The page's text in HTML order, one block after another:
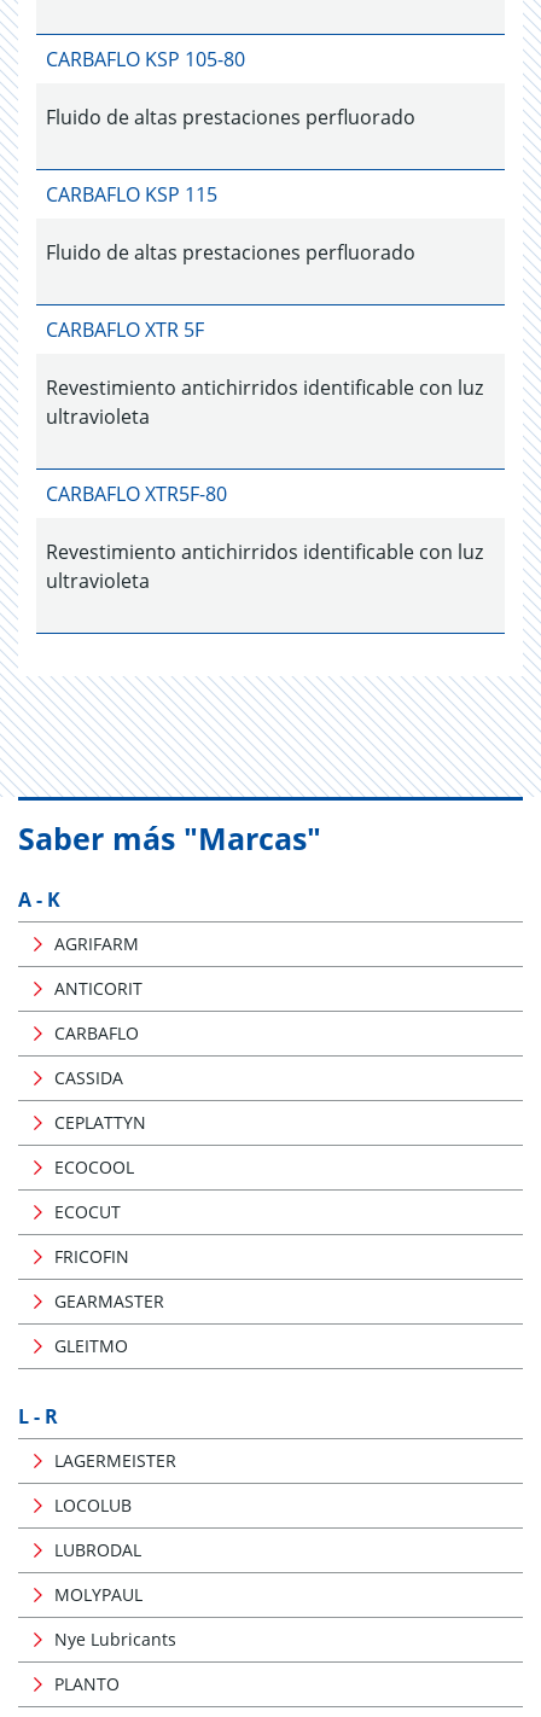
CARBAFLO KSP 105-80
Fluido de altas prestaciones perfluorado
CARBAFLO KSP 115
Fluido de altas prestaciones perfluorado
CARBAFLO XTR 5F
Revestimiento antichirridos identificable con luz
ultravioleta
CARBAFLO XTR5F-80
Revestimiento antichirridos identificable con luz
ultravioleta
Saber más "Marcas"
A - K
AGRIFARM
ANTICORIT
CARBAFLO
CASSIDA
CEPLATTYN
ECOCOOL
ECOCUT
FRICOFIN
GEARMASTER
GLEITMO
L - R
LAGERMEISTER
LOCOLUB
LUBRODAL
MOLYPAUL
Nye Lubricants
PLANTO